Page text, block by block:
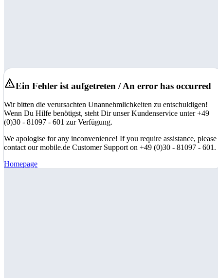
Ein Fehler ist aufgetreten / An error has occurred
Wir bitten die verursachten Unannehmlichkeiten zu entschuldigen!
Wenn Du Hilfe benötigst, steht Dir unser Kundenservice unter +49
(0)30 - 81097 - 601 zur Verfügung.
We apologise for any inconvenience! If you require assistance, please
contact our mobile.de Customer Support on +49 (0)30 - 81097 - 601.
Homepage